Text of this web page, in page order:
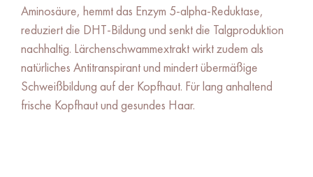
Aminosäure, hemmt das Enzym 5-alpha-Reduktase,
reduziert die DHT-Bildung und senkt die Talgproduktion
nachhaltig. Lärchenschwammextrakt wirkt zudem als
natürliches Antitranspirant und mindert übermäßige
Schweißbildung auf der Kopfhaut. Für lang anhaltend
frische Kopfhaut und gesundes Haar.